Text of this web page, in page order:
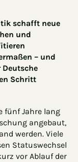
schafft neue
und
– und
Schritt
fünf Jahre lang
angebaut,
werden. Viele
Statuswechsel
vor Ablauf der